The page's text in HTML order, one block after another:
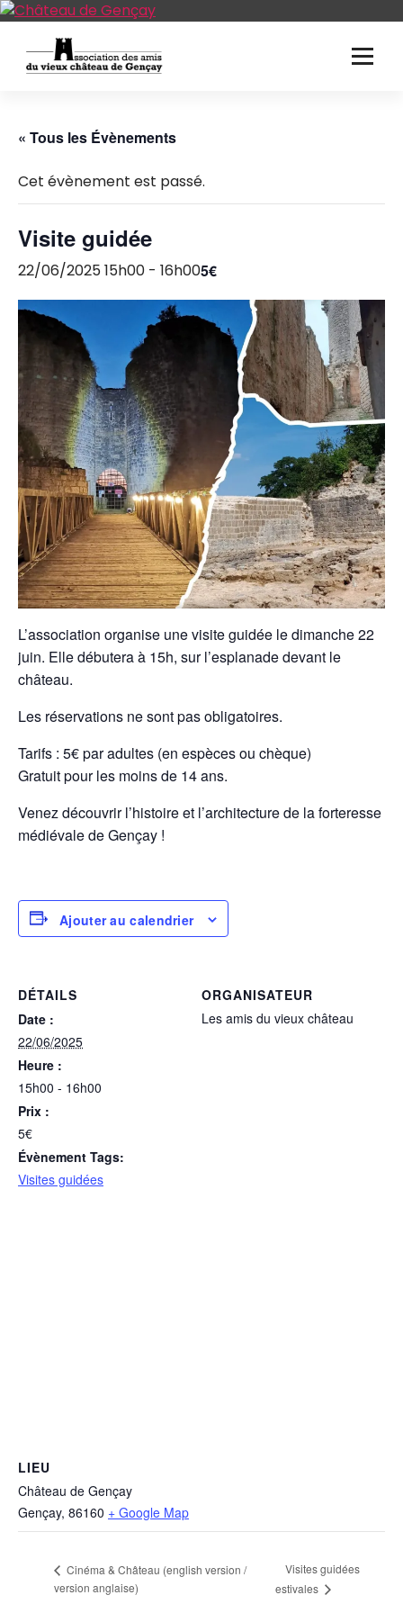
Aller
contenu
« Tous les Évènements
Cet évènement est passé.
Visite guidée
22/06/2025 15h00 - 16h005€
L’association organise une visite guidée le dimanche 22
juin. Elle débutera à 15h, sur l’esplanade devant le
château.
Les réservations ne sont pas obligatoires.
Tarifs : 5€ par adultes (en espèces ou chèque)
Gratuit pour les moins de 14 ans.
Venez découvrir l’histoire et l’architecture de la forteresse
médiévale de Gençay !
Ajouter au calendrier
DÉTAILS
Date :
22/06/2025
Heure :
15h00 - 16h00
Prix :
5€
Évènement Tags:
Visites guidées
ORGANISATEUR
Les amis du vieux château
LIEU
Château de Gençay
Gençay, 86160 + Google Map
Cinéma & Château (english version /
version anglaise)
Visites guidées
estivales